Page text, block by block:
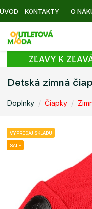
ÚVOD KONTAKTY O
ZĽAVY K
Detská zimná
Doplnky Čiapky
VÝPREDAJ SKLADU
SALE